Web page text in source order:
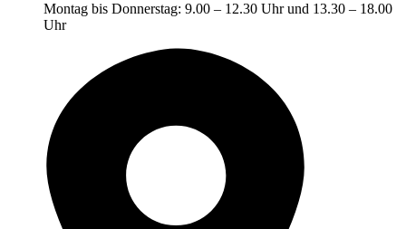
Montag bis Donnerstag: 9.00 – 12.30 Uhr und 13.30 – 18.00
Uhr